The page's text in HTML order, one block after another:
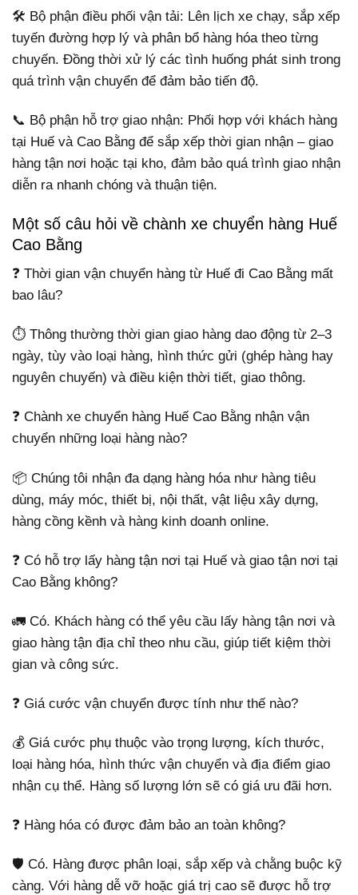
🛠️ Bộ phận điều phối vận tải: Lên lịch xe chạy, sắp xếp
tuyến đường hợp lý và phân bổ hàng hóa theo từng
chuyến. Đồng thời xử lý các tình huống phát sinh trong
quá trình vận chuyển để đảm bảo tiến độ.
📞 Bộ phận hỗ trợ giao nhận: Phối hợp với khách hàng
tại Huế và Cao Bằng để sắp xếp thời gian nhận – giao
hàng tận nơi hoặc tại kho, đảm bảo quá trình giao nhận
diễn ra nhanh chóng và thuận tiện.
Một số câu hỏi về chành xe chuyển hàng Huế
Cao Bằng
❓ Thời gian vận chuyển hàng từ Huế đi Cao Bằng mất
bao lâu?
⏱️ Thông thường thời gian giao hàng dao động từ 2–3
ngày, tùy vào loại hàng, hình thức gửi (ghép hàng hay
nguyên chuyến) và điều kiện thời tiết, giao thông.
❓ Chành xe chuyển hàng Huế Cao Bằng nhận vận
chuyển những loại hàng nào?
📦 Chúng tôi nhận đa dạng hàng hóa như hàng tiêu
dùng, máy móc, thiết bị, nội thất, vật liệu xây dựng,
hàng cồng kềnh và hàng kinh doanh online.
❓ Có hỗ trợ lấy hàng tận nơi tại Huế và giao tận nơi tại
Cao Bằng không?
🚛 Có. Khách hàng có thể yêu cầu lấy hàng tận nơi và
giao hàng tận địa chỉ theo nhu cầu, giúp tiết kiệm thời
gian và công sức.
❓ Giá cước vận chuyển được tính như thế nào?
💰 Giá cước phụ thuộc vào trọng lượng, kích thước,
loại hàng hóa, hình thức vận chuyển và địa điểm giao
nhận cụ thể. Hàng số lượng lớn sẽ có giá ưu đãi hơn.
❓ Hàng hóa có được đảm bảo an toàn không?
🛡️ Có. Hàng được phân loại, sắp xếp và chằng buộc kỹ
càng. Với hàng dễ vỡ hoặc giá trị cao sẽ được hỗ trợ